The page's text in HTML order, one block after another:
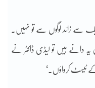
سے زائد لوگوں سے تو نہیں۔
دانے ہیں تو لیڈی ڈاکٹر نے
کے ٹیسٹ کرواؤں۔‘